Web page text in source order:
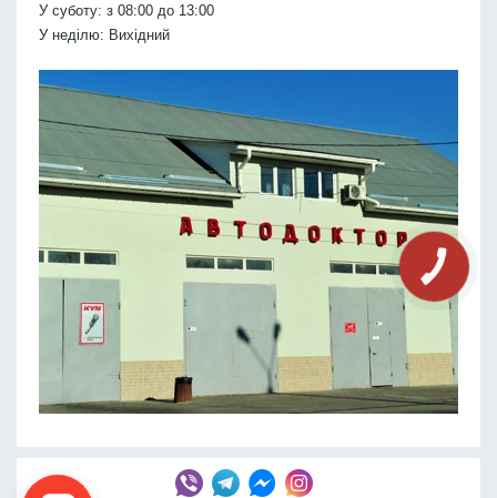
У суботу: з 08:00 до 13:00
У неділю: Вихідний
КНОПКА
СВЯЗИ